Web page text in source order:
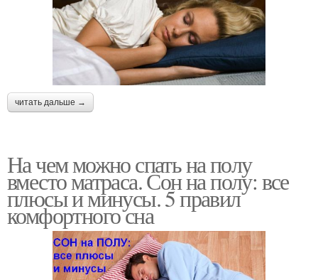
читать дальше →
На чем можно спать на полу
вместо матраса. Сон на полу: все
плюсы и минусы. 5 правил
комфортного сна